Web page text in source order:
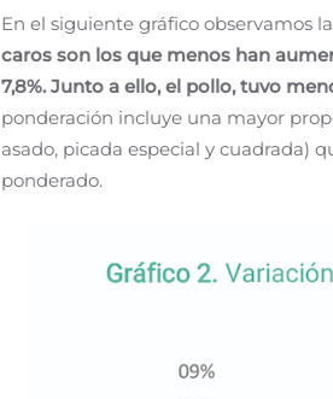
En el siguiente gráfico observamos
caros son los que menos han
7,8%. Junto a ello, el pollo, tuvo
ponderación incluye una mayor
asado, picada especial y cuadrada)
ponderado.